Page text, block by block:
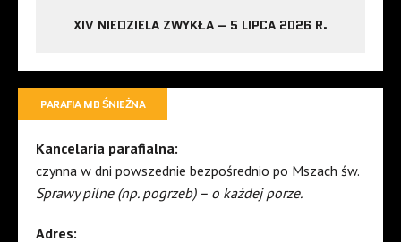
XIV NIEDZIELA ZWYKŁA – 5 LIPCA 2026 R.
PARAFIA MB ŚNIEŻNA
Kancelaria parafialna:
czynna w dni powszednie bezpośrednio po Mszach św.
Sprawy pilne (np. pogrzeb) – o każdej porze.
Adres: